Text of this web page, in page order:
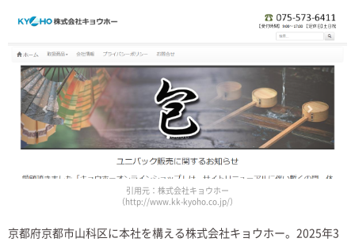
引用元：株式会社キョウホー
（http://www.kk-kyoho.co.jp/）
京都府京都市山科区に本社を構える株式会社キョウホー。2025年3